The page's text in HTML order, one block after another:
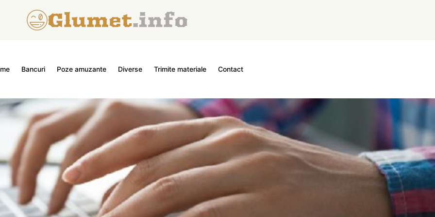
Bancuri Poze amuzante Diverse Trimite materiale Contact